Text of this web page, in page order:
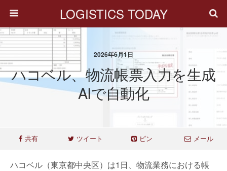
LOGISTICS TODAY
2026年6月1日
ハコベル、物流帳票入力を生成
AIで自動化
共有 ツイート ピン メール
ハコベル（東京都中央区）は1日、物流業務における帳